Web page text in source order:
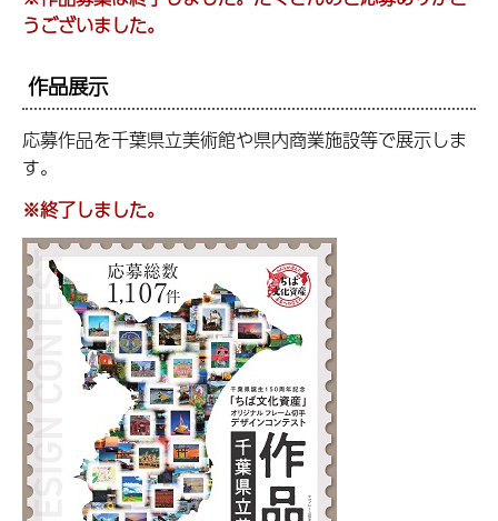
うございました。
作品展示
応募作品を千葉県立美術館や県内商業施設等で展示しま
す。
※終了しました。